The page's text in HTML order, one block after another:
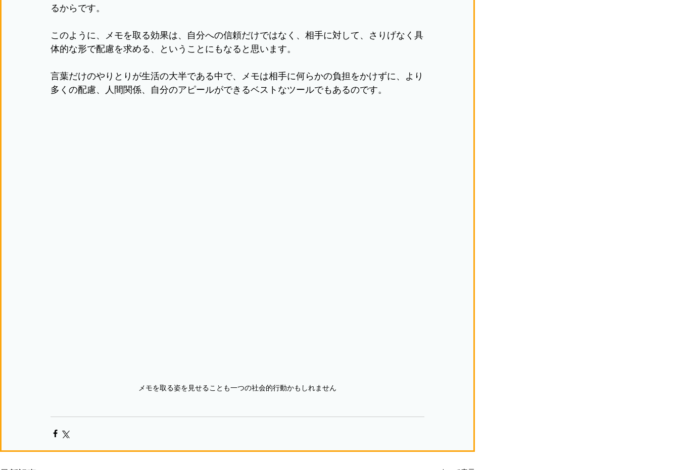
るからです。
このように、メモを取る効果は、自分への信頼だけではなく、相手に対して、さりげなく具
体的な形で配慮を求める、ということにもなると思います。
言葉だけのやりとりが生活の大半である中で、メモは相手に何らかの負担をかけずに、より
多くの配慮、人間関係、自分のアピールができるベストなツールでもあるのです。
メモを取る姿を見せることも一つの社会的行動かもしれません